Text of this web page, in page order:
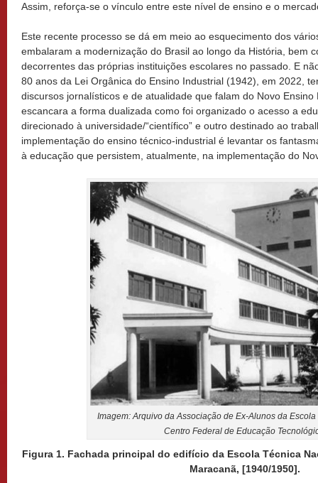
Assim, reforça-se o vínculo entre este nível de ensino e o
Este recente processo se dá em meio ao esquecimento dos
embalaram a modernização do Brasil ao longo da História, bem
decorrentes das próprias instituições escolares no passado. E
80 anos da Lei Orgânica do Ensino Industrial (1942), em 2022,
discursos jornalísticos e de atualidade que falam do Novo Ensino
escancara a forma dualizada como foi organizado o acesso a
direcionado à universidade/“científico” e outro destinado ao
implementação do ensino técnico-industrial é levantar os
à educação que persistem, atualmente, na implementação do
Imagem: Arquivo da Associação de Ex-Alunos da
Centro Federal de Educação
Figura 1. Fachada principal do edifício da Escola Técnica
Maracanã, [1940/1950].